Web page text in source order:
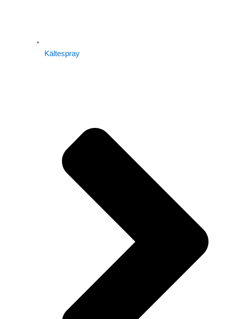
Kältespray